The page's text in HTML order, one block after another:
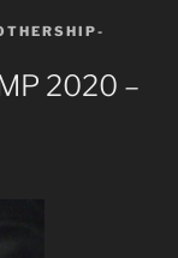
2020 –